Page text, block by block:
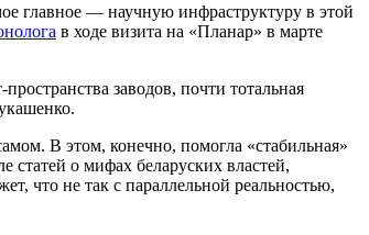
главное — научную инфраструктуру в этой
в ходе визита на «Планар» в марте
заводов, почти тотальная
В этом, конечно, помогла «стабильная»
статей о мифах беларуских властей,
что не так с параллельной реальностью,